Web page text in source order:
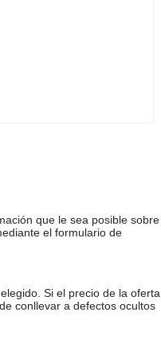
que le sea posible sobre
el formulario de
Si el precio de la oferta
conllevar a defectos ocultos